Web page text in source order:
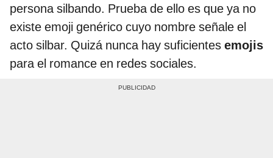
persona silbando. Prueba de ello es que ya no
existe emoji genérico cuyo nombre señale el
acto silbar. Quizá nunca hay suficientes emojis
para el romance en redes sociales.